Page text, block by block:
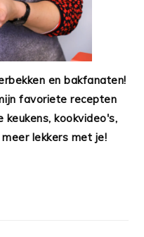
en bakfanaten!
favoriete recepten
kookvideo's,
lekkers met je!